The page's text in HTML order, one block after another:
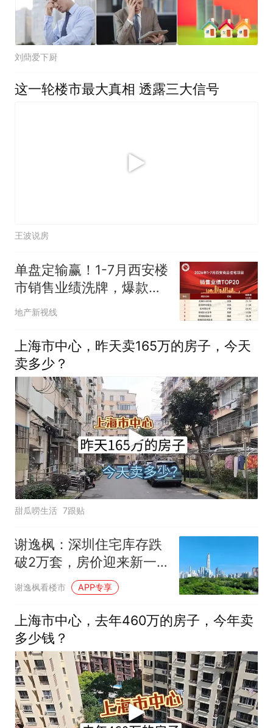
刘蕳爱下厨
这一轮楼市最大真相 透露三大信号
王波说房
单盘定输赢！1-7月西安楼
市销售业绩洗牌，爆款围
城
地产新视线
上海市中心，昨天卖165万的房子，今天
卖多少？
甜瓜唠生活 7跟贴
谢逸枫：深圳住宅库存跌
破2万套，房价迎来新一
轮上涨
谢逸枫看楼市 APP专享
上海市中心，去年460万的房子，今年卖
多少钱？